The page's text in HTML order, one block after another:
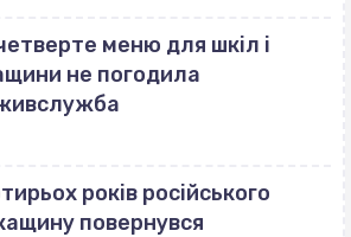
меню для шкіл і
не погодила
років російського
повернувся